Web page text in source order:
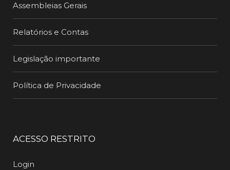
Assembleias Gerais
Relatórios e Contas
Legislação importante
Política de Privacidade
ACESSO RESTRITO
Login